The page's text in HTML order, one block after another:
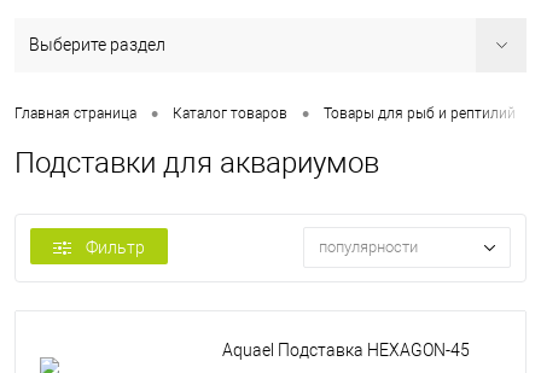
Выберите раздел
Главная страница • Каталог товаров • Товары для рыб и рептилий
Подставки для аквариумов
Фильтр популярности
Aquael Подставка HEXAGON-45